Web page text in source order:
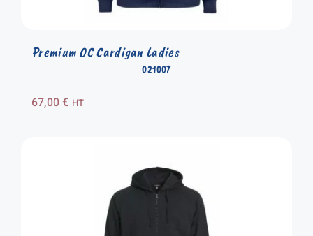
021007
Premium OC Cardigan Ladies
67,00€ HT